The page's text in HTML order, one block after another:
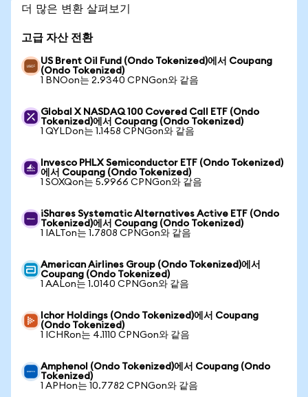
더 많은 변환 살펴보기
고급 자산 전환
US Brent Oil Fund (Ondo Tokenized)에서 Coupang
(Ondo Tokenized)
1 BNOon는 2.9340 CPNGon와 같음
Global X NASDAQ 100 Covered Call ETF (Ondo
Tokenized)에서 Coupang (Ondo Tokenized)
1 QYLDon는 1.1458 CPNGon와 같음
Invesco PHLX Semiconductor ETF (Ondo Tokenized)
에서 Coupang (Ondo Tokenized)
1 SOXQon는 5.9966 CPNGon와 같음
iShares Systematic Alternatives Active ETF (Ondo
Tokenized)에서 Coupang (Ondo Tokenized)
1 IALTon는 1.7808 CPNGon와 같음
American Airlines Group (Ondo Tokenized)에서
Coupang (Ondo Tokenized)
1 AALon는 1.0140 CPNGon와 같음
Ichor Holdings (Ondo Tokenized)에서 Coupang
(Ondo Tokenized)
1 ICHRon는 4.1110 CPNGon와 같음
Amphenol (Ondo Tokenized)에서 Coupang (Ondo
Tokenized)
1 APHon는 10.7782 CPNGon와 같음